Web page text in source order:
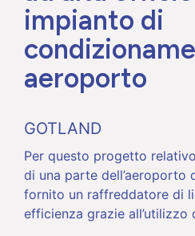
impianto di
aeroporto
GOTLAND
Per questo progetto
di una parte dell’aeroporto
fornito un raffreddatore di
efficienza grazie all’utilizzo